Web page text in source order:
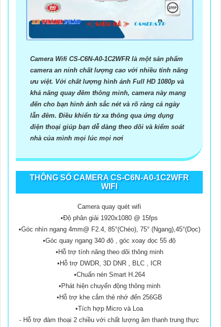
Camera Wifi CS-C6N-A0-1C2WFR là một sản phẩm
camera an ninh chất lượng cao với nhiều tính năng
ưu việt. Với chất lượng hình ảnh Full HD 1080p và
khả năng quay đêm thông minh, camera này mang
đến cho bạn hình ảnh sắc nét và rõ ràng cả ngày
lẫn đêm. Điều khiển từ xa thông qua ứng dụng
điện thoại giúp bạn dễ dàng theo dõi và kiểm soát
nhà của mình mọi lúc mọi nơi
THÔNG SỐ CAMERA CS-C6N-A0-1C2WFR
WIFI
Camera quay quét wifi
•Độ phân giải 1920x1080 @ 15fps
•Góc nhìn ngang 4mm@ F2.4, 85°(Chéo), 75° (Ngang),45°(Dọc)
•Góc quay ngang 340 độ , góc xoay dọc 55 độ
•Hỗ trợ tính năng theo dõi thông minh
•Hỗ trợ DWDR, 3D DNR , BLC , ICR
•Chuấn nén Smart H.264
•Phát hiện chuyển động thông minh
•Hỗ trợ khe cắm thẻ nhớ đến 256GB
•Tích hợp Micro và Loa
- Hỗ trợ đàm thoại 2 chiều với chất lượng âm thanh trung thực